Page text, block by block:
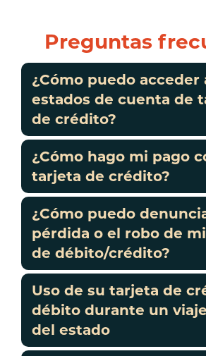
Preguntas
¿Cómo puedo acceder
estados de cuenta de
de crédito?
¿Cómo hago mi pago
tarjeta de crédito?
¿Cómo puedo
pérdida o el robo de
de débito/crédito?
Uso de su tarjeta de
débito durante un
del estado